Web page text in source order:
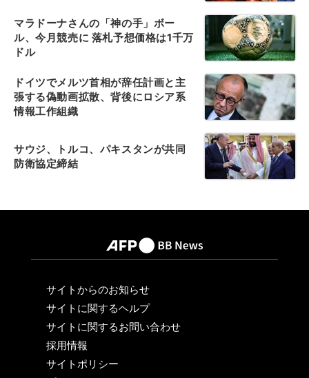
マラドーナさんの「神の手」ボー
ル、今月競売に 落札予想価格は1千万
ドル
ドイツでメルツ首相が辞任計画と主
張する偽動画拡散、背後にロシア系
情報工作組織
サウジ、トルコ、パキスタンが共同
防衛協定締結
サイトからのお知らせ
サイトに関するヘルプ
サイトに関するお問い合わせ
採用情報
サイトポリシー